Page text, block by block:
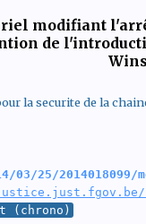
modifiant
de
la securite de la
25/2014018099/
(chrono)